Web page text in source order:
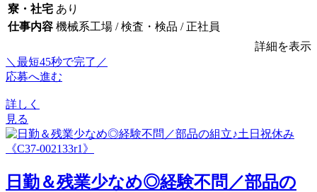
寮・社宅 あり
仕事内容 機械系工場 / 検査・検品 / 正社員
詳細を表示
＼最短45秒で完了／
応募へ進む
詳しく
見る
日勤＆残業少なめ◎経験不問／部品の